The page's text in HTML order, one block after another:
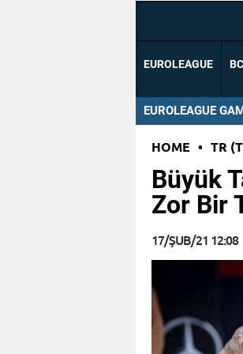
EUROLEAGUE
EUROLEAGUE
HOME • TR
Büyük
Zor Bir
17/ŞUB/21 12:08